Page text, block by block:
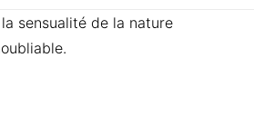
sensualité de la nature